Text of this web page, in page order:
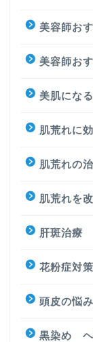
美容師お
美容師お
美肌にな
肌荒れに
肌荒れの
肌荒れを
肝斑治療
花粉症対策
頭皮の悩
黒染め ヘ